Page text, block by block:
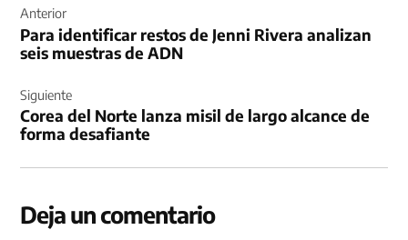
de
entradas
Anterior
Para identificar restos de Jenni Rivera analizan
seis muestras de ADN
Siguiente
Corea del Norte lanza misil de largo alcance de
forma desafiante
Deja un comentario